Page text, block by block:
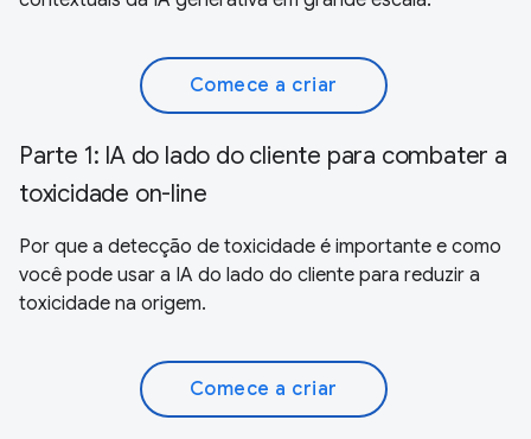
Comece a criar
Parte 1: IA do lado do cliente para combater a
toxicidade on-line
Por que a detecção de toxicidade é importante e como
você pode usar a IA do lado do cliente para reduzir a
toxicidade na origem.
Comece a criar